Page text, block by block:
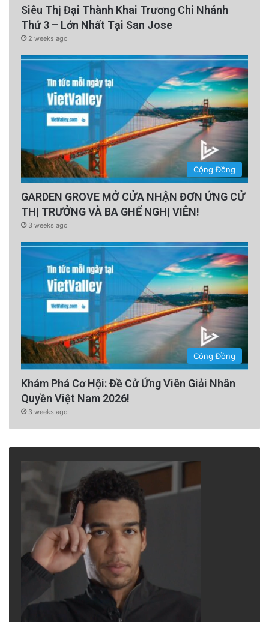
Siêu Thị Đại Thành Khai Trương Chi Nhánh
Thứ 3 – Lớn Nhất Tại San Jose
2 weeks ago
Cộng Đồng
GARDEN GROVE MỞ CỬA NHẬN ĐƠN ỨNG CỬ
THỊ TRƯỞNG VÀ BA GHẾ NGHỊ VIÊN!
3 weeks ago
Cộng Đồng
Khám Phá Cơ Hội: Đề Cử Ứng Viên Giải Nhân
Quyền Việt Nam 2026!
3 weeks ago